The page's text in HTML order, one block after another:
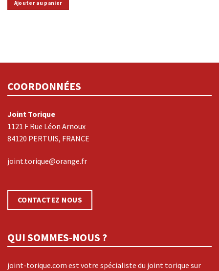
Ajouter au panier
COORDONNÉES
Joint Torique
1121 F Rue Léon Arnoux
84120 PERTUIS, FRANCE
joint.torique@orange.fr
CONTACTEZ NOUS
QUI SOMMES-NOUS ?
joint-torique.com est votre spécialiste du joint torique sur